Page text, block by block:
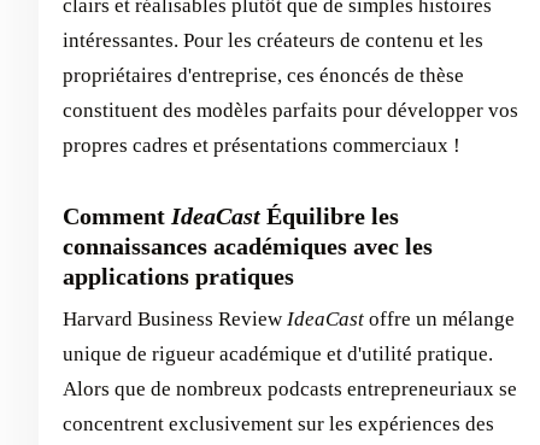
clairs et réalisables plutôt que de simples histoires
intéressantes. Pour les créateurs de contenu et les
propriétaires d'entreprise, ces énoncés de thèse
constituent des modèles parfaits pour développer vos
propres cadres et présentations commerciaux !
Comment IdeaCast Équilibre les
connaissances académiques avec les
applications pratiques
Harvard Business Review IdeaCast offre un mélange
unique de rigueur académique et d'utilité pratique.
Alors que de nombreux podcasts entrepreneuriaux se
concentrent exclusivement sur les expériences des